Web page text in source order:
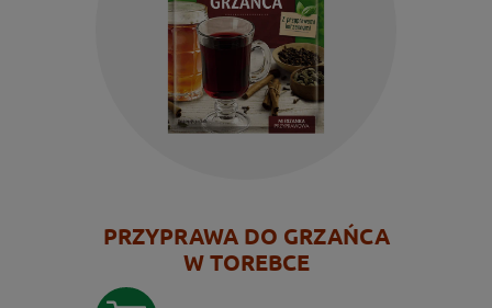
PRZYPRAWA DO GRZAŃCA
W TOREBCE